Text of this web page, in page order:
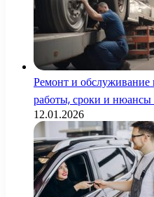
Ремонт и
работы, сроки и нюансы
12.01.2026